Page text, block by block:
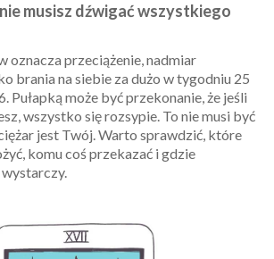
nie musisz dźwigać wszystkiego
oznacza przeciążenie, nadmiar
brania na siebie za dużo w tygodniu 25
Pułapką może być przekonanie, że jeśli
wszystko się rozsypie. To nie musi być
jest Twój. Warto sprawdzić, które
komu coś przekazać i gdzie